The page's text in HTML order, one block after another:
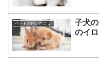
ペットの飼い方について☆
子犬
のイ